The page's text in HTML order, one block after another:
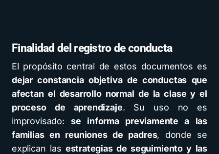
Finalidad del registro de conducta
El propósito central de estos documentos es
dejar constancia objetiva de conductas que
afectan el desarrollo normal de la clase y el
proceso de aprendizaje. Su uso no es
improvisado:se informa previamente a las
familias en reuniones de padres, donde se
explican las estrategias de seguimiento y las